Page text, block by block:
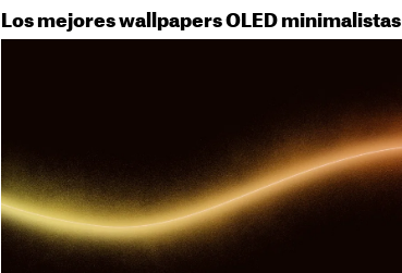
Los mejores wallpapers OLED minimalistas